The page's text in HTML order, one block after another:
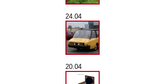
24.04
20.04